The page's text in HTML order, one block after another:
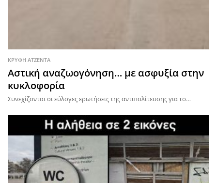
ΚΡΥΦΉ ΑΤΖΈΝΤΑ
Αστική αναζωογόνηση… με ασφυξία στην
κυκλοφορία
Συνεχίζονται οι εύλογες ερωτήσεις της αντιπολίτευσης για το…